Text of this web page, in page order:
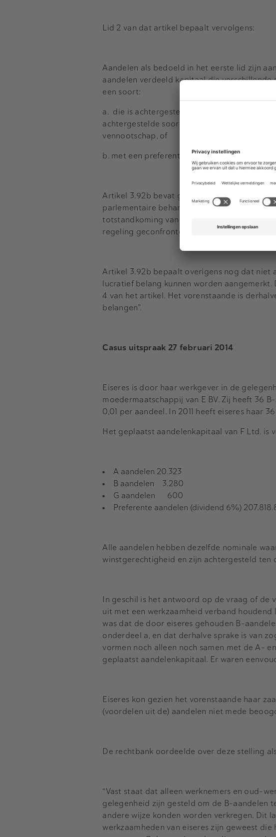
Lid 2 van dat artikel bepaalt vervolgens:
Aandelen als bedoeld in het eerste lid zijn
aandelen verdeeld kapitaal die
een soort:
a. die is achtergesteld bij andere soorten én
achtergestelde soort minder is dan 10% van
vennootschap, of
b. met een preferentie van ten minste 15%
Artikel 3.92b bevat géén uitzondering voor
parlementaire behandeling van genoemd
totstandkoming van de wetgeving heeft
regeling geconfronteerd kunnen worden.
Artikel 3.92b bepaalt overigens nog dat niet
lucratief belang kunnen worden
4 van het artikel. Het vorenstaande is
belangen”.
Casus uitspraak 27 februari 2014
Eiseres is door haar werkgever in de
moedermaatschappij van E BV. Zij heeft 36
0,01 per aandeel. In 2011 heeft eiseres haar
Het geplaatst aandelenkapitaal van F Ltd. is
A aandelen 20.323
B aandelen 3.280
G aandelen 600
Preferente aandelen (dividend 6%)
Alle aandelen hebben dezelfde nominale
winstgerechtigheid en zijn achtergesteld ten
In geschil is het antwoord op de vraag of de
uit met een werkzaamheid verband
was dat de door eiseres gehouden B-
onderdeel a, en dat derhalve sprake is van
vormen noch alleen noch samen met de A-
geplaatst aandelenkapitaal. Er waren
Eiseres kon gezien het vorenstaande haar
(voordelen uit de) aandelen niet mede
De rechtbank oordeelde over deze stelling
“Vast staat dat alleen werknemers en oud-
gelegenheid zijn gesteld om de B-aandelen
andere wijze konden worden verkregen. Dit
werkzaamheden van eiseres zijn geweest